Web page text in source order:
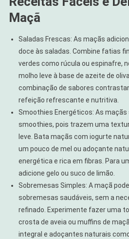
Maçã
Saladas Frescas: As maçãs
doce às saladas. Combine fatias
verdes como rúcula ou espinafre,
molho leve à base de azeite de
combinação de sabores
refeição refrescante e nutritiva.
Smoothies Energéticos: As
smoothies, pois trazem uma
leve. Bata maçãs com iogurte
um pouco de mel ou adoçante
energética e rica em fibras. Para
adicione gelo ou suco de limão.
Sobremesas Simples: A maçã
sobremesas saudáveis, sem a
refinado. Experimente fazer uma
crosta de aveia ou muffins de
integral e adoçantes naturais